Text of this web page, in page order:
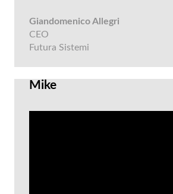
Giandomenico Allegri
CEO
Futura Sistemi
Mike